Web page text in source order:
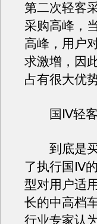
第二次轻客
采购高峰，
高峰，用户
求激增，因
占有很大优
国Ⅳ轻客
到底是买
了执行国Ⅳ
型对用户适
长的中高档
行业专家认